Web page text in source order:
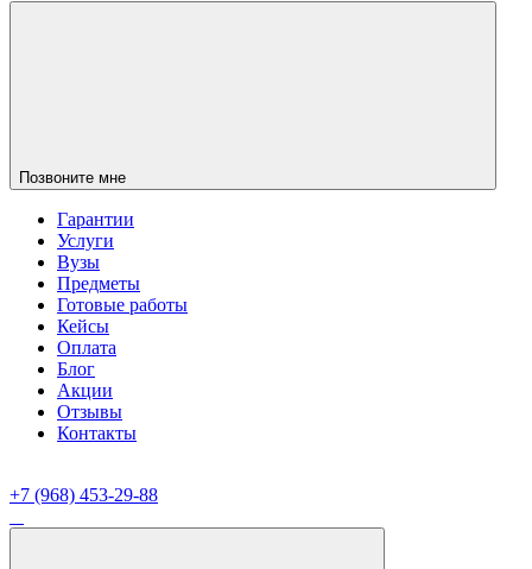
Позвоните мне
Гарантии
Услуги
Вузы
Предметы
Готовые работы
Кейсы
Оплата
Блог
Акции
Отзывы
Контакты
+7 (968) 453-29-88